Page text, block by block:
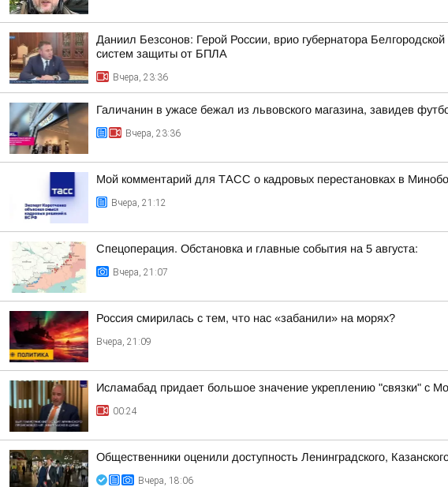
Даниил Безсонов: Герой России, врио губернатора
систем защиты от БПЛА
Вчера, 23:36
Галичанин в ужасе бежал из львовского магазина, завидев
Вчера, 23:36
Мой комментарий для ТАСС о кадровых перестановках в
Вчера, 21:12
Спецоперация. Обстановка и главные события на 5 августа:
Вчера, 21:07
Россия смирилась с тем, что нас «забанили» на морях?
Вчера, 21:09
Исламабад придает большое значение укреплению "связки" с
00:24
Общественники оценили доступность Ленинградского,
Вчера, 18:06